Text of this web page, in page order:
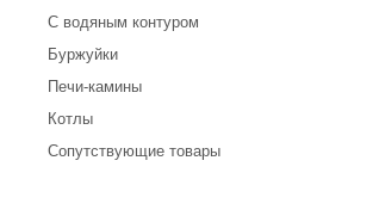
С водяным контуром
Буржуйки
Печи-камины
Котлы
Сопутствующие товары